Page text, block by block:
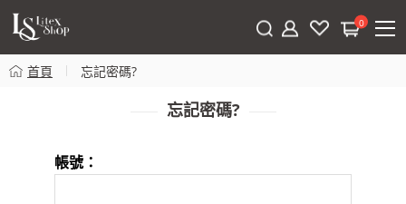
0
首頁 忘記密碼?
忘記密碼?
帳號：